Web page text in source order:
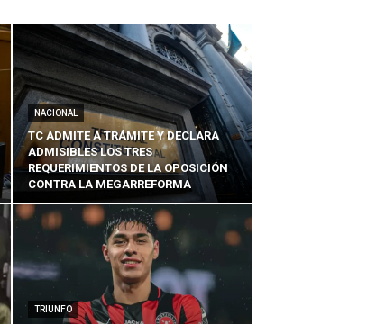
NACIONAL
TC ADMITE A TRÁMITE Y DECLARA
ADMISIBLES LOS TRES
REQUERIMIENTOS DE LA OPOSICIÓN
CONTRA LA MEGARREFORMA
TRIUNFO